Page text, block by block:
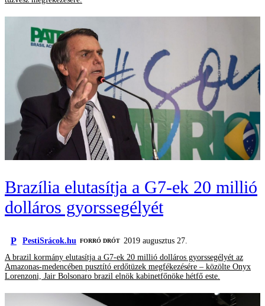
Brazília elutasítja a G7-ek 20 millió
dolláros gyorssegélyét
P PestiSrácok.hu FORRÓ DRÓT 2019 augusztus 27.
A brazil kormány elutasítja a G7-ek 20 millió dolláros gyorssegélyét az
Amazonas-medencében pusztító erdőtüzek megfékezésére – közölte Onyx
Lorenzoni, Jair Bolsonaro brazil elnök kabinetfőnöke hétfő este.